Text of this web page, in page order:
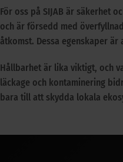
För oss på SIJAB är säkerhet
och är försedd med
åtkomst. Dessa egenskaper
Hållbarhet är lika viktigt, och
läckage och kontaminering
bara till att skydda lokala